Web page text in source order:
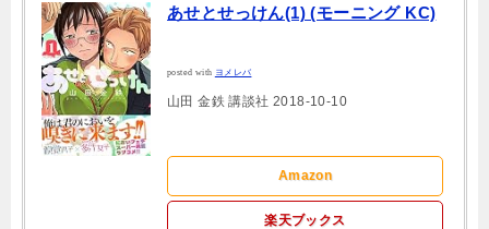
あせとせっけん(1) (モーニング KC)
posted with ヨメレバ
山田 金鉄 講談社 2018-10-10
Amazon
楽天ブックス